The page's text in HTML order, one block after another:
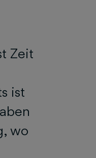
Zeit
ist
wo